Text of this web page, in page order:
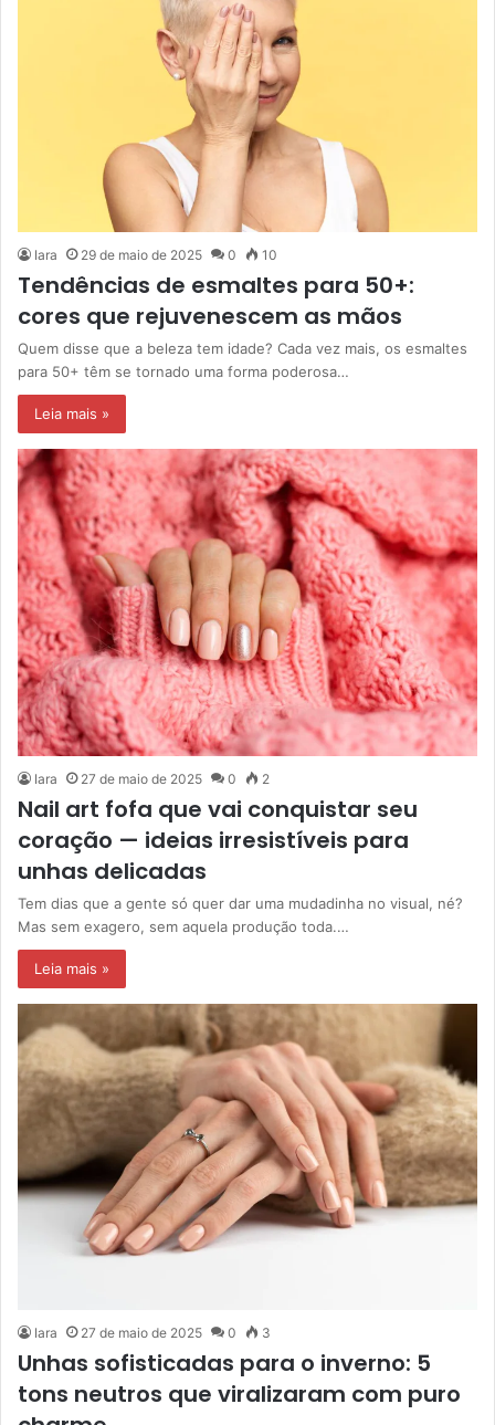
Iara 29 de maio de 2025 0 10
Tendências de esmaltes para 50+:
cores que rejuvenescem as mãos
Quem disse que a beleza tem idade? Cada vez mais, os esmaltes
para 50+ têm se tornado uma forma poderosa…
Leia mais »
Iara 27 de maio de 2025 0 2
Nail art fofa que vai conquistar seu
coração — ideias irresistíveis para
unhas delicadas
Tem dias que a gente só quer dar uma mudadinha no visual, né?
Mas sem exagero, sem aquela produção toda.…
Leia mais »
Iara 27 de maio de 2025 0 3
Unhas sofisticadas para o inverno: 5
tons neutros que viralizaram com puro